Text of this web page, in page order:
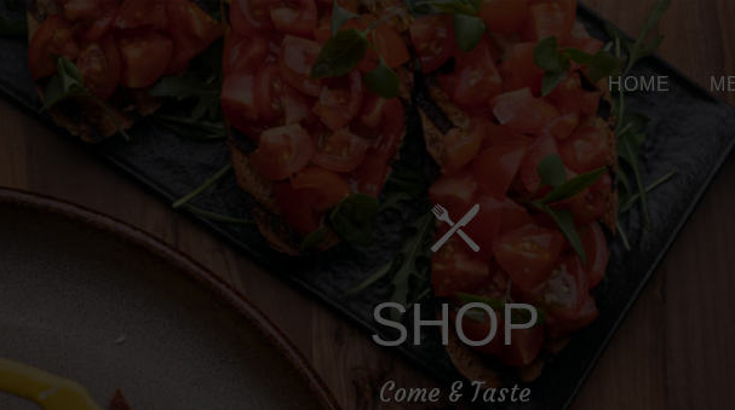
SHOP
Come & Taste
HOME